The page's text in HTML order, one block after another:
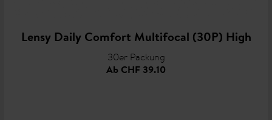
Lensy Daily Comfort Multifocal (30P) High
30er Packung
Ab CHF 39.10